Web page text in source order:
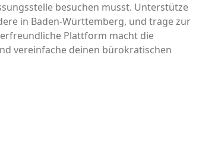
besuchen musst. Unterstütze
in Baden-Württemberg, und trage zur
Plattform macht die
vereinfache deinen bürokratischen